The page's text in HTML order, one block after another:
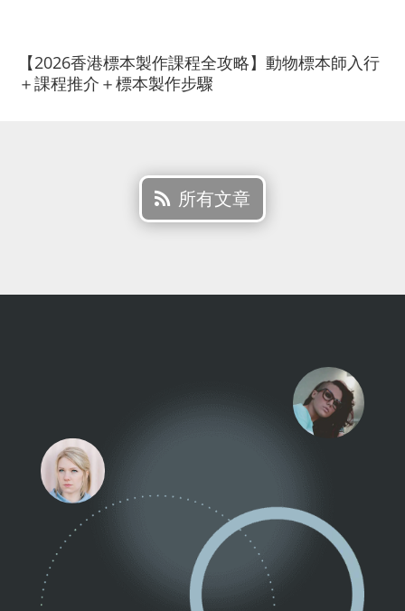
【2026香港標本製作課程全攻略】動物標本師入行
＋課程推介＋標本製作步驟
所有文章